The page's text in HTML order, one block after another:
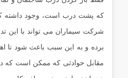
که پشت درب است، وجود داشته
شرکت سیماران می تواند با این
برده و به این سبب باعث شود تا
مقابل حوادثی که ممکن است که